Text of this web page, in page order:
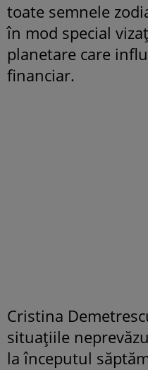
toate semnele
în mod special
planetare care
financiar.
Cristina
situațiile
la începutul